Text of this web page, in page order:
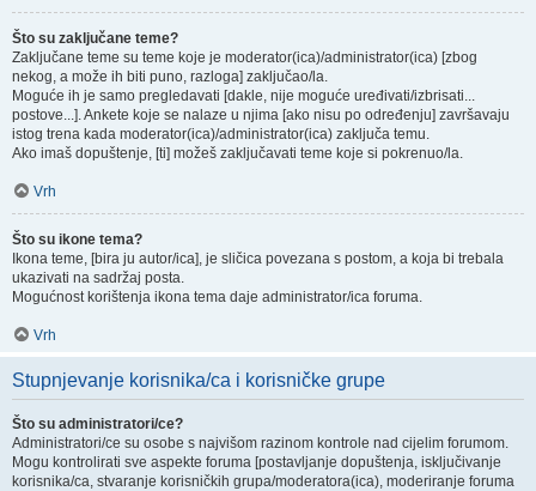
Što su zaključane teme?
Zaključane teme su teme koje je moderator(ica)/administrator(ica) [zbog
nekog, a može ih biti puno, razloga] zaključao/la.
Moguće ih je samo pregledavati [dakle, nije moguće uređivati/izbrisati...
postove...]. Ankete koje se nalaze u njima [ako nisu po određenju] završavaju
istog trena kada moderator(ica)/administrator(ica) zaključa temu.
Ako imaš dopuštenje, [ti] možeš zaključavati teme koje si pokrenuo/la.
Vrh
Što su ikone tema?
Ikona teme, [bira ju autor/ica], je sličica povezana s postom, a koja bi trebala
ukazivati na sadržaj posta.
Mogućnost korištenja ikona tema daje administrator/ica foruma.
Vrh
Stupnjevanje korisnika/ca i korisničke grupe
Što su administratori/ce?
Administratori/ce su osobe s najvišom razinom kontrole nad cijelim forumom.
Mogu kontrolirati sve aspekte foruma [postavljanje dopuštenja, isključivanje
korisnika/ca, stvaranje korisničkih grupa/moderatora(ica), moderiranje foruma